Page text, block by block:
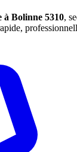
à Bolinne 5310,